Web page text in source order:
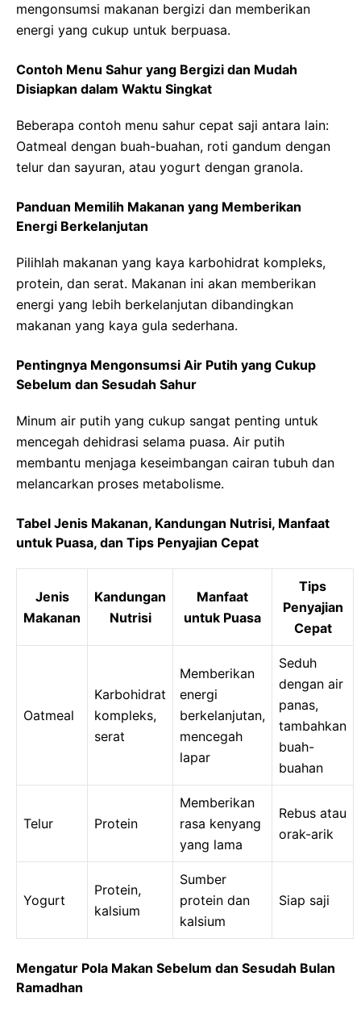
mengonsumsi makanan bergizi dan memberikan
energi yang cukup untuk berpuasa.
Contoh Menu Sahur yang Bergizi dan Mudah
Disiapkan dalam Waktu Singkat
Beberapa contoh menu sahur cepat saji antara lain:
Oatmeal dengan buah-buahan, roti gandum dengan
telur dan sayuran, atau yogurt dengan granola.
Panduan Memilih Makanan yang Memberikan
Energi Berkelanjutan
Pilihlah makanan yang kaya karbohidrat kompleks,
protein, dan serat. Makanan ini akan memberikan
energi yang lebih berkelanjutan dibandingkan
makanan yang kaya gula sederhana.
Pentingnya Mengonsumsi Air Putih yang Cukup
Sebelum dan Sesudah Sahur
Minum air putih yang cukup sangat penting untuk
mencegah dehidrasi selama puasa. Air putih
membantu menjaga keseimbangan cairan tubuh dan
melancarkan proses metabolisme.
Tabel Jenis Makanan, Kandungan Nutrisi, Manfaat
untuk Puasa, dan Tips Penyajian Cepat
Jenis
Makanan
Kandungan
Nutrisi
Manfaat
untuk Puasa
Tips
Penyajian
Cepat
Oatmeal
Karbohidrat
kompleks,
serat
Memberikan
energi
berkelanjutan,
mencegah
lapar
Seduh
dengan air
panas,
tambahkan
buah-
buahan
Telur Protein
Memberikan
rasa kenyang
yang lama
Rebus atau
orak-arik
Yogurt
Protein,
kalsium
Sumber
protein dan
kalsium
Siap saji
Mengatur Pola Makan Sebelum dan Sesudah Bulan
Ramadhan